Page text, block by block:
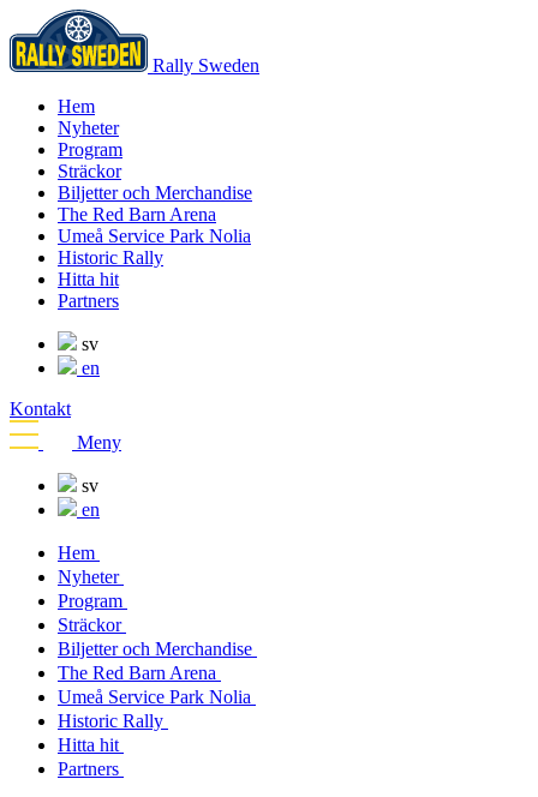
Rally Sweden
Hem
Nyheter
Program
Sträckor
Biljetter och Merchandise
The Red Barn Arena
Umeå Service Park Nolia
Historic Rally
Hitta hit
Partners
sv
en
Kontakt
Meny
sv
en
Hem
Nyheter
Program
Sträckor
Biljetter och Merchandise
The Red Barn Arena
Umeå Service Park Nolia
Historic Rally
Hitta hit
Partners